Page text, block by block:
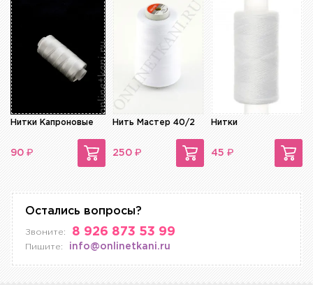
Нитки Капроновые
90 ₽
Нить Мастер 40/2
250 ₽
Нитки
45 ₽
Остались вопросы?
Звоните: 8 926 873 53 99
Пишите: info@onlinetkani.ru